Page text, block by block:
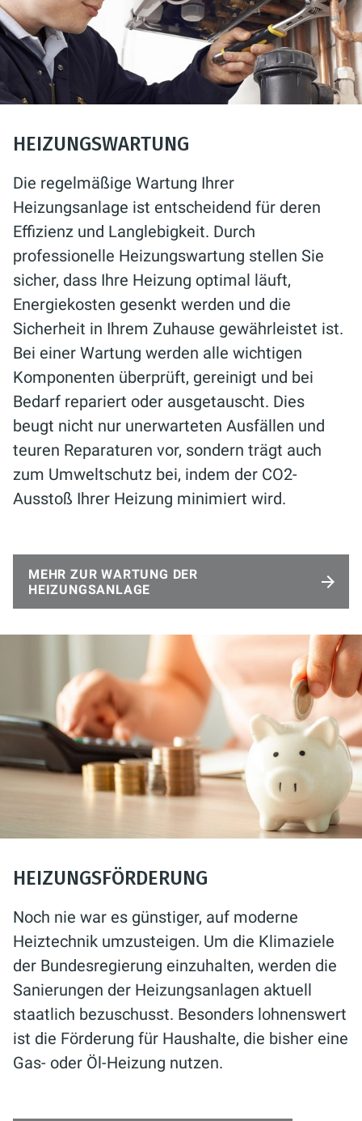
HEIZUNGSWARTUNG
Die regelmäßige Wartung Ihrer
Heizungsanlage ist entscheidend für deren
Effizienz und Langlebigkeit. Durch
professionelle Heizungswartung stellen Sie
sicher, dass Ihre Heizung optimal läuft,
Energiekosten gesenkt werden und die
Sicherheit in Ihrem Zuhause gewährleistet ist.
Bei einer Wartung werden alle wichtigen
Komponenten überprüft, gereinigt und bei
Bedarf repariert oder ausgetauscht. Dies
beugt nicht nur unerwarteten Ausfällen und
teuren Reparaturen vor, sondern trägt auch
zum Umweltschutz bei, indem der CO2-
Ausstoß Ihrer Heizung minimiert wird.
MEHR ZUR WARTUNG DER
HEIZUNGSANLAGE
HEIZUNGSFÖRDERUNG
Noch nie war es günstiger, auf moderne
Heiztechnik umzusteigen. Um die Klimaziele
der Bundesregierung einzuhalten, werden die
Sanierungen der Heizungsanlagen aktuell
staatlich bezuschusst. Besonders lohnenswert
ist die Förderung für Haushalte, die bisher eine
Gas- oder Öl-Heizung nutzen.